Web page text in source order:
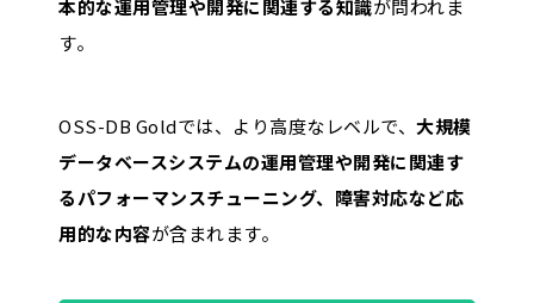
本的な運用管理や開発に関連する知識が問われま
す。
OSS-DB Goldでは、より高度なレベルで、 大規模
データベースシステムの運用管理や開発に関連す
るパフォーマンスチューニング、障害対応など応
用的な内容が含まれます。